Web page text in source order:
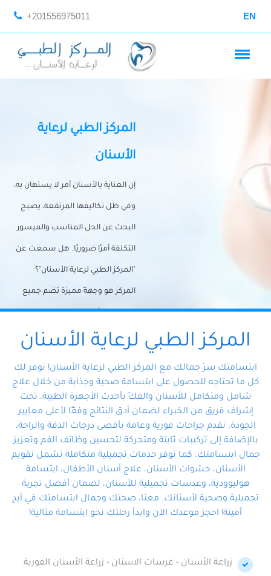
+201556975011 EN
المركز الطبي لرعاية
الأسنان
إن العناية بالأسنان أمر لا يستهان به،
وفي ظل تكاليفها المرتفعة، يصبح
البحث عن الحل المناسب والميسور
التكلفة أمرًا ضروريًا. هل سمعت عن
"المركز الطبي لرعاية الأسنان"؟
المركز هو وجهةً مميزة تضم جميع
احتياجات الأسنان تحت سقف واحد،
وتضمن لك حلاً شاملًا لجميع
المتخصص ذوي الخبرة، ستجد نفسك
في أيد أمينة تلبي احتياجاتك بكل
احترافية ودقة.
المركز الطبي لرعاية الأسنان
ابتسامتك سرّ جمالك مع المركز الطبي لرعاية الأسنان! نوفر لك
كل ما تحتاجه للحصول على ابتسامة صحية وجذابة من خلال علاج
شامل ومتكامل للأسنان والفكّ بأحدث الأجهزة الطبية، تحت
إشراف فريق من الخبراء لضمان أدق النتائج وفقًا لأعلى معايير
الجودة. نقدم جراحات فورية وعامة بأقصى درجات الدقة والراحة،
بالإضافة إلى تركيبات ثابتة ومتحركة لتحسين وظائف الفم وتعزيز
جمال ابتسامتك. كما نوفر خدمات تجميلية متكاملة تشمل تقويم
الأسنان، حشوات الأسنان، علاج أسنان الأطفال، ابتسامة
هوليوودية، وعدسات تجميلية للأسنان، لضمان أفضل تجربة
تجميلية وصحية لأسنانك. معنا، صحتك وجمال ابتسامتك في أيدٍ
أمينة! احجز موعدك الآن وابدأ رحلتك نحو ابتسامة مثالية!
زراعة الأسنان - غرسات الاسنان - زراعة الأسنان الفورية